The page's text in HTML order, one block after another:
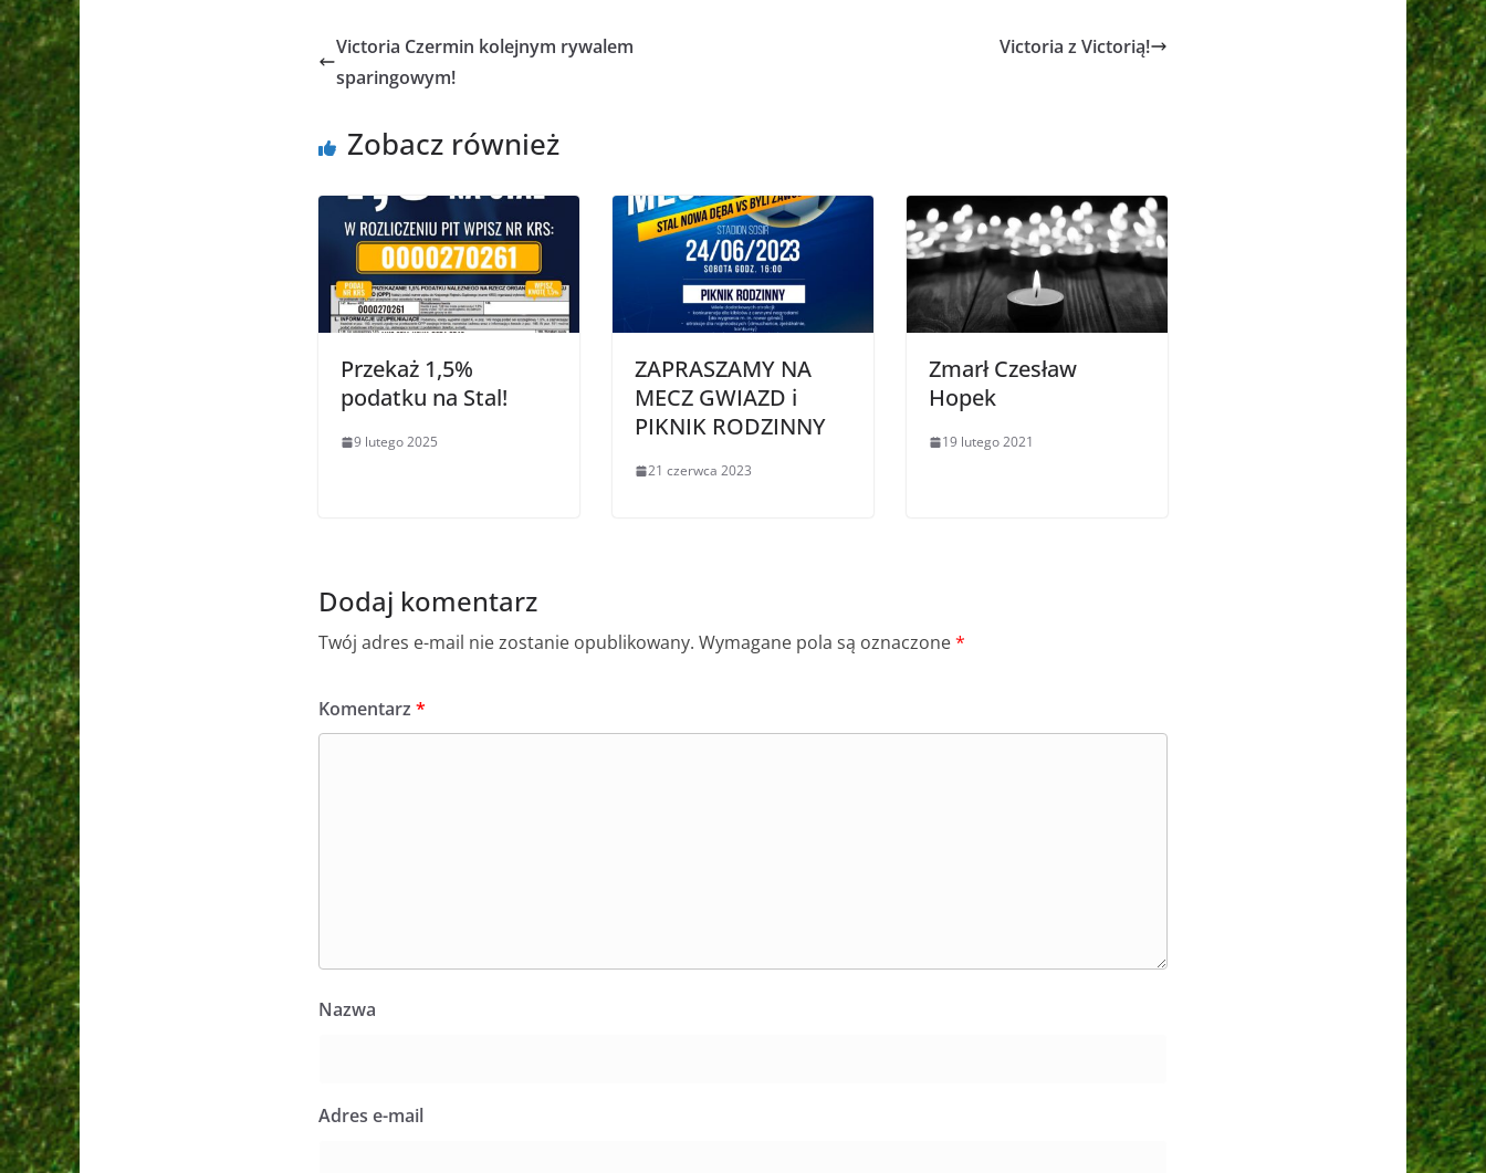
Victoria Czermin kolejnym rywalem
sparingowym!
Victoria z Victorią!
Zobacz również
Przekaż 1,5%
podatku na Stal!
9 lutego 2025
ZAPRASZAMY NA
MECZ GWIAZD i
PIKNIK RODZINNY
21 czerwca 2023
Zmarł Czesław
Hopek
19 lutego 2021
Dodaj komentarz
Twój adres e-mail nie zostanie opublikowany. Wymagane pola są oznaczone*
Komentarz *
Nazwa
Adres e-mail